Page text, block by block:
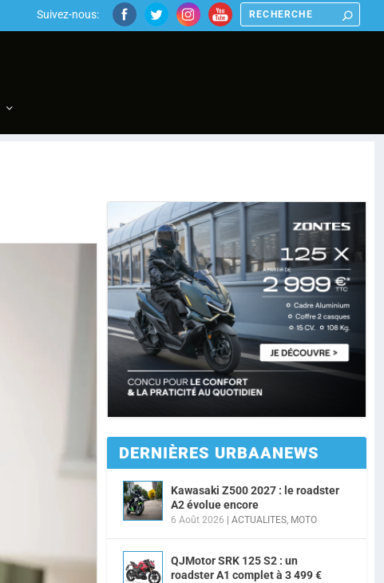
Suivez-nous:
DERNIÈRES URBAANEWS
Kawasaki Z500 2027 : le roadster
A2 évolue encore
6 Août 2026 | ACTUALITES MOTO
QJMotor SRK 125 S2 : un
roadster A1 complet à 3 499 €